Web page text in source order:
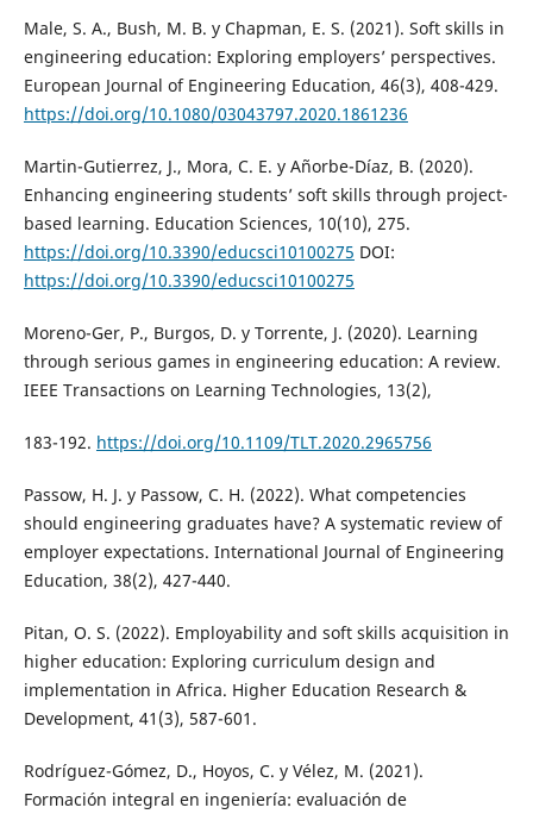
Male, S. A., Bush, M. B. y Chapman, E. S. (2021). Soft skills in
engineering education: Exploring employers’ perspectives.
European Journal of Engineering Education, 46(3), 408-429.
https://doi.org/10.1080/03043797.2020.1861236
Martin-Gutierrez, J., Mora, C. E. y Añorbe-Díaz, B. (2020).
Enhancing engineering students’ soft skills through project-
based learning. Education Sciences, 10(10), 275.
https://doi.org/10.3390/educsci10100275 DOI:
https://doi.org/10.3390/educsci10100275
Moreno-Ger, P., Burgos, D. y Torrente, J. (2020). Learning
through serious games in engineering education: A review.
IEEE Transactions on Learning Technologies, 13(2),
183-192. https://doi.org/10.1109/TLT.2020.2965756
Passow, H. J. y Passow, C. H. (2022). What competencies
should engineering graduates have? A systematic review of
employer expectations. International Journal of Engineering
Education, 38(2), 427-440.
Pitan, O. S. (2022). Employability and soft skills acquisition in
higher education: Exploring curriculum design and
implementation in Africa. Higher Education Research &
Development, 41(3), 587-601.
Rodríguez-Gómez, D., Hoyos, C. y Vélez, M. (2021).
Formación integral en ingeniería: evaluación de